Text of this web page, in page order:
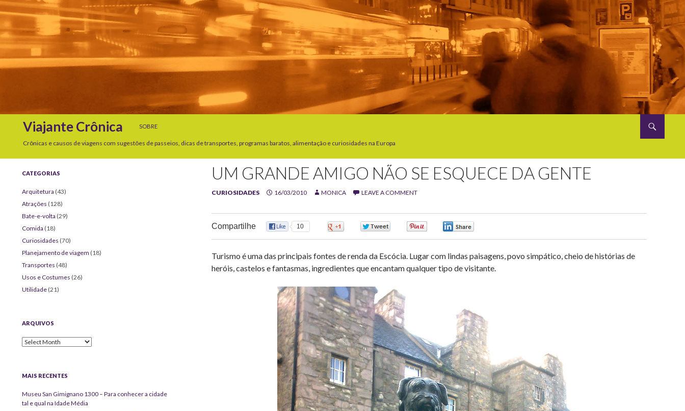
Viajante Crônica
Search
SOBRE
Crônicas e causos de viagens com sugestões de passeios, dicas de transportes, programas baratos, alimentação e curiosidades na Europa
UM GRANDE AMIGO NÃO SE ESQUECE DA GENTE
CURIOSIDADES 16/03/2010 MONICA LEAVE A COMMENT
Compartilhe 10
Turismo é uma das principais fontes de renda da Escócia. Lugar com lindas paisagens, povo simpático, cheio de histórias de
heróis, castelos e fantasmas, ingredientes que encantam qualquer tipo de visitante.
CATEGORIAS
Arquitetura (43)
Atrações (128)
Bate-e-volta (29)
Comida (18)
Curiosidades (70)
Planejamento de viagem (18)
Transportes (48)
Usos e Costumes (26)
Utilidade (21)
ARQUIVOS
Arquivos
MAIS RECENTES
Museu San Gimignano 1300 – Para conhecer a cidade
tal e qual na Idade Média